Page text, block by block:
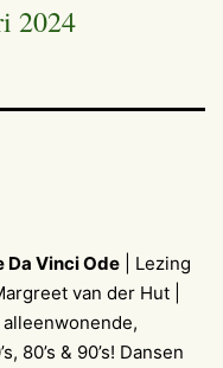
2024
Da Vinci Ode | Lezing
van der Hut |
80’s & 90’s! Dansen